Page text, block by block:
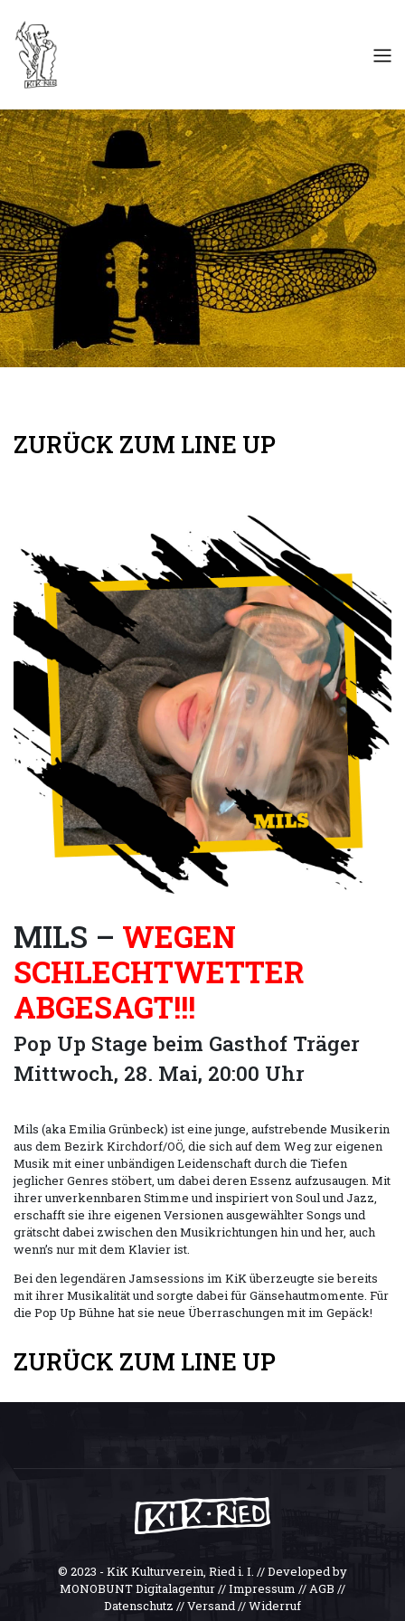
ZURÜCK ZUM LINE UP
MILS – WEGEN
SCHLECHTWETTER
ABGESAGT!!!
Pop Up Stage beim Gasthof Träger
Mittwoch, 28. Mai, 20:00 Uhr
Mils (aka Emilia Grünbeck) ist eine junge, aufstrebende Musikerin
aus dem Bezirk Kirchdorf/OÖ, die sich auf dem Weg zur eigenen
Musik mit einer unbändigen Leidenschaft durch die Tiefen
jeglicher Genres stöbert, um dabei deren Essenz aufzusaugen. Mit
ihrer unverkennbaren Stimme und inspiriert von Soul und Jazz,
erschafft sie ihre eigenen Versionen ausgewählter Songs und
grätscht dabei zwischen den Musikrichtungen hin und her, auch
wenn’s nur mit dem Klavier ist.
Bei den legendären Jamsessions im KiK überzeugte sie bereits
mit ihrer Musikalität und sorgte dabei für Gänsehautmomente. Für
die Pop Up Bühne hat sie neue Überraschungen mit im Gepäck!
ZURÜCK ZUM LINE UP
© 2023 - KiK Kulturverein, Ried i. I. // Developed by
MONOBUNT Digitalagentur //Impressum //AGB //
Datenschutz //Versand//Widerruf